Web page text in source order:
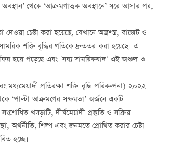
থেকে ‘আক্রমণাত্মক অবস্থানে’ সরে আসার পর,
চেষ্টা করা হয়েছে, যেখানে অস্ত্রশস্ত্র, বাজেট ও
শক্তি বৃদ্ধির গতিকে দ্রুততর করা হয়েছে। এ
হয়ে পড়েছে এবং ‘নব্য সামরিকবাদ’ এই অঞ্চল ও
মধ্যমেয়াদী প্রতিরক্ষা শক্তি বৃদ্ধি পরিকল্পনা) ২০২২
‘পাল্টা আক্রমণের সক্ষমতা’ অর্জনে একটি
খসড়াটি, দীর্ঘমেয়াদী প্রস্তুতি ও সক্রিয়
অর্থনীতি, শিল্প এবং জনমতে প্রোথিত করার চেষ্টা
হচ্ছে।